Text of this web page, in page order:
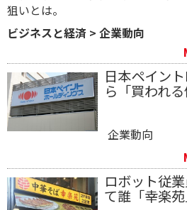
狙いとは。
ビジネスと経済 > 企業動向
日本ペイン
ら「買われ
企業動向
ロボット従
て誰「幸楽